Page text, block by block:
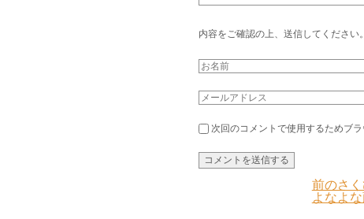
内容をご確認の上、送信してください。
次回のコメントで使用するためブ
前のさ
よなよ